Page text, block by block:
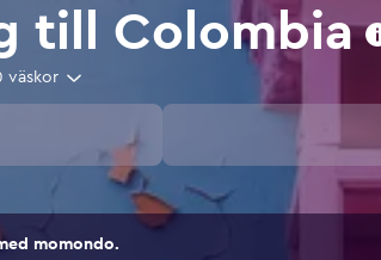
till Colombia
väskor
momondo.